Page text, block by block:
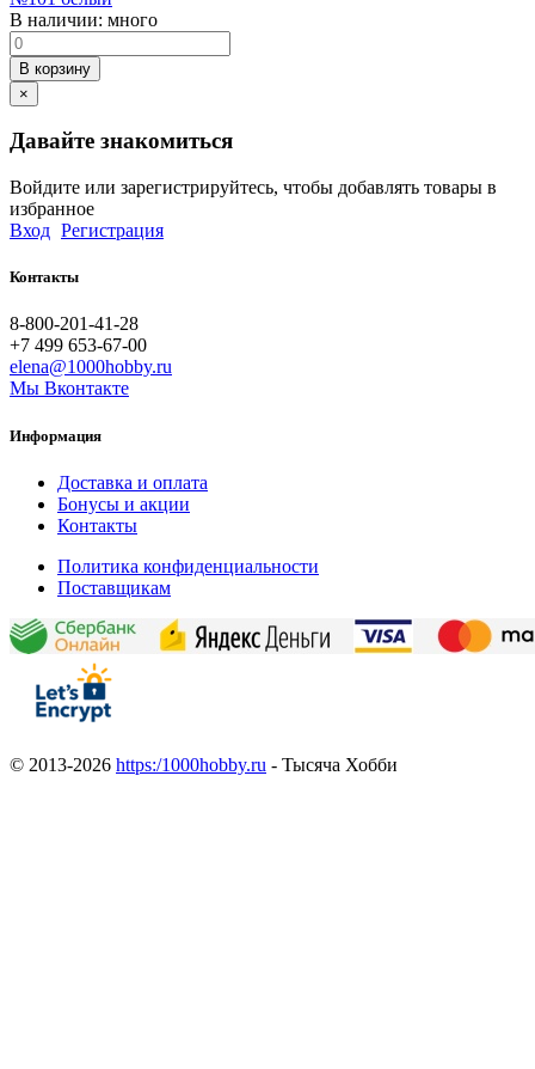
В наличии: много
В корзину
×
Давайте знакомиться
Войдите или зарегистрируйтесь, чтобы добавлять товары в
избранное
Вход Регистрация
Контакты
8-800-201-41-28
+7 499 653-67-00
elena@1000hobby.ru
Мы Вконтакте
Информация
Доставка и оплата
Бонусы и акции
Контакты
Политика конфиденциальности
Поставщикам
© 2013-2026 https:/1000hobby.ru - Тысяча Хобби